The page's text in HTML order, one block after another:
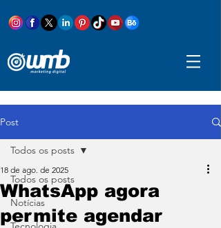
Post
Todos os posts
Notícias
Todos os posts
WhatsApp agora
permite agendar
18 de ago. de 2025